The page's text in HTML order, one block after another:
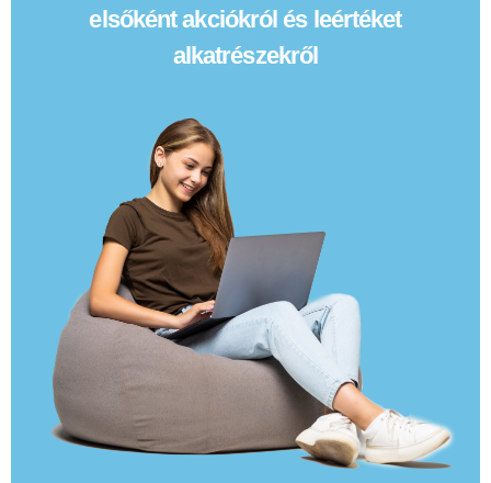
elsőként akciókról és leértéket
alkatrészekről